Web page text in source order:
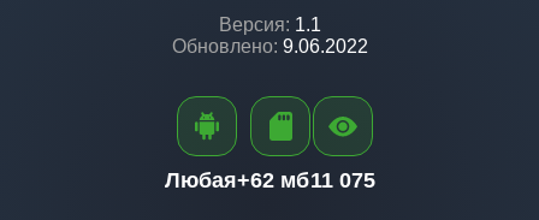
Версия: 1.1
Обновлено: 9.06.2022
Любая+62 мб11 075